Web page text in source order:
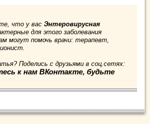
что у вас Энтеровирусная
для этого заболевания
могут помочь врачи: терапевт,
Поделись с друзьями в соц.сетях:
к нам ВКонтакте, будьте